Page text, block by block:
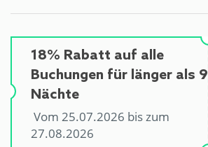
18% Rabatt auf alle
Buchungen für länger als 9
Nächte
Vom 25.07.2026 bis zum
27.08.2026